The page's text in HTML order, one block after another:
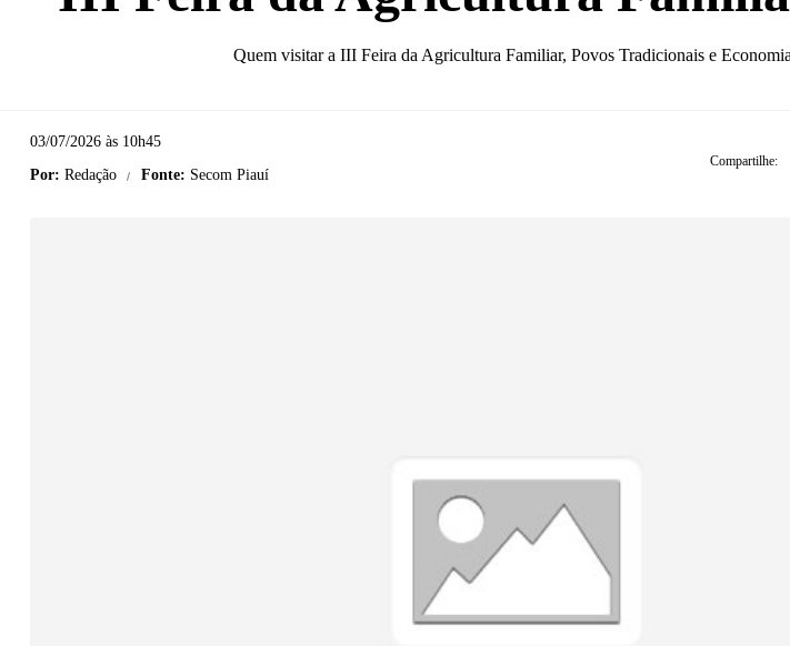
Quem visitar a III Feira da Agricultura Familiar, Povos Tradicionais e
03/07/2026 às 10h45
Por: Redação Fonte: Secom Piauí
Compartilhe: